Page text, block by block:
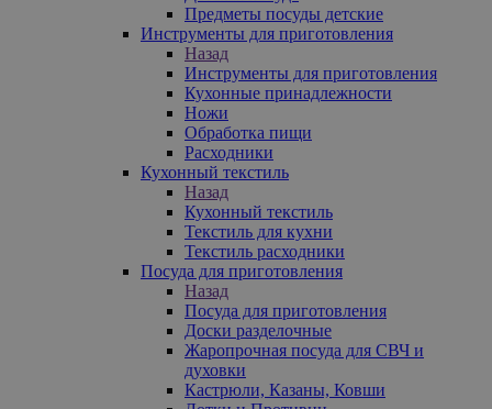
Предметы посуды детские
Инструменты для приготовления
Назад
Инструменты для приготовления
Кухонные принадлежности
Ножи
Обработка пищи
Расходники
Кухонный текстиль
Назад
Кухонный текстиль
Текстиль для кухни
Текстиль расходники
Посуда для приготовления
Назад
Посуда для приготовления
Доски разделочные
Жаропрочная посуда для СВЧ и
духовки
Кастрюли, Казаны, Ковши